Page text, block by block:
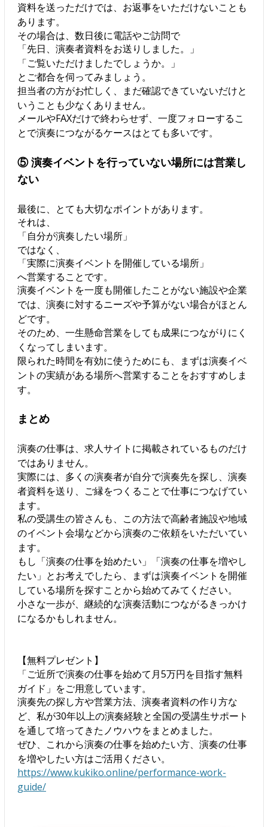
資料を送っただけでは、お返事をいただけないことも
あります。
その場合は、数日後に電話やご訪問で
「先日、演奏者資料をお送りしました。」
「ご覧いただけましたでしょうか。」
とご都合を伺ってみましょう。
担当者の方がお忙しく、まだ確認できていないだけと
いうことも少なくありません。
メールやFAXだけで終わらせず、一度フォローするこ
とで演奏につながるケースはとても多いです。
⑤ 演奏イベントを行っていない場所には営業し
ない
最後に、とても大切なポイントがあります。
それは、
「自分が演奏したい場所」
ではなく、
「実際に演奏イベントを開催している場所」
へ営業することです。
演奏イベントを一度も開催したことがない施設や企業
では、演奏に対するニーズや予算がない場合がほとん
どです。
そのため、一生懸命営業をしても成果につながりにく
くなってしまいます。
限られた時間を有効に使うためにも、まずは演奏イベ
ントの実績がある場所へ営業することをおすすめしま
す。
まとめ
演奏の仕事は、求人サイトに掲載されているものだけ
ではありません。
実際には、多くの演奏者が自分で演奏先を探し、演奏
者資料を送り、ご縁をつくることで仕事につなげてい
ます。
私の受講生の皆さんも、この方法で高齢者施設や地域
のイベント会場などから演奏のご依頼をいただいてい
ます。
もし「演奏の仕事を始めたい」「演奏の仕事を増やし
たい」とお考えでしたら、まずは演奏イベントを開催
している場所を探すことから始めてみてください。
小さな一歩が、継続的な演奏活動につながるきっかけ
になるかもしれません。
【無料プレゼント】
「ご近所で演奏の仕事を始めて月5万円を目指す無料
ガイド」をご用意しています。
演奏先の探し方や営業方法、演奏者資料の作り方な
ど、私が30年以上の演奏経験と全国の受講生サポート
を通して培ってきたノウハウをまとめました。
ぜひ、これから演奏の仕事を始めたい方、演奏の仕事
を増やしたい方はご活用ください。
https://www.kukiko.online/performance-work-
guide/